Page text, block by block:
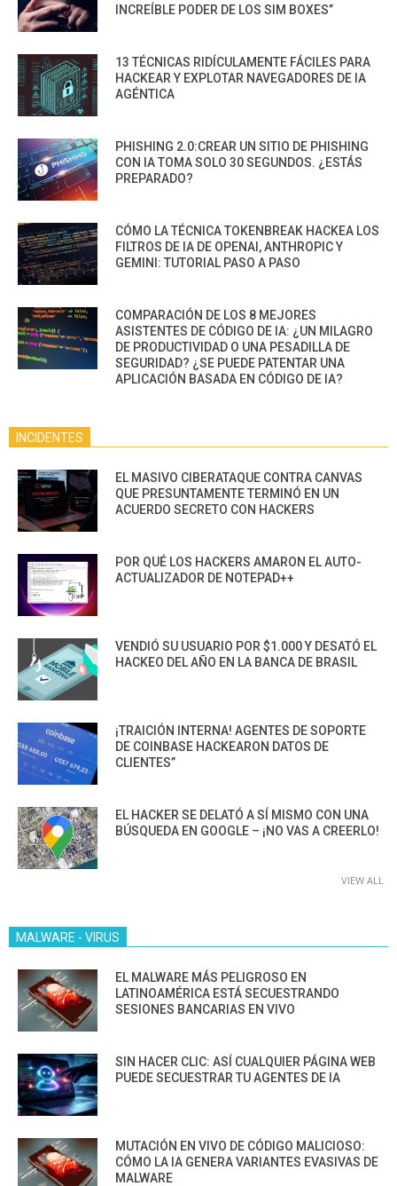
INCREÍBLE PODER DE LOS SIM BOXES”
13 TÉCNICAS RIDÍCULAMENTE FÁCILES PARA
HACKEAR Y EXPLOTAR NAVEGADORES DE IA
AGÉNTICA
PHISHING 2.0:CREAR UN SITIO DE PHISHING
CON IA TOMA SOLO 30 SEGUNDOS. ¿ESTÁS
PREPARADO?
CÓMO LA TÉCNICA TOKENBREAK HACKEA LOS
FILTROS DE IA DE OPENAI, ANTHROPIC Y
GEMINI: TUTORIAL PASO A PASO
COMPARACIÓN DE LOS 8 MEJORES
ASISTENTES DE CÓDIGO DE IA: ¿UN MILAGRO
DE PRODUCTIVIDAD O UNA PESADILLA DE
SEGURIDAD? ¿SE PUEDE PATENTAR UNA
APLICACIÓN BASADA EN CÓDIGO DE IA?
INCIDENTES
EL MASIVO CIBERATAQUE CONTRA CANVAS
QUE PRESUNTAMENTE TERMINÓ EN UN
ACUERDO SECRETO CON HACKERS
POR QUÉ LOS HACKERS AMARON EL AUTO-
ACTUALIZADOR DE NOTEPAD++
VENDIÓ SU USUARIO POR $1.000 Y DESATÓ EL
HACKEO DEL AÑO EN LA BANCA DE BRASIL
¡TRAICIÓN INTERNA! AGENTES DE SOPORTE
DE COINBASE HACKEARON DATOS DE
CLIENTES”
EL HACKER SE DELATÓ A SÍ MISMO CON UNA
BÚSQUEDA EN GOOGLE – ¡NO VAS A CREERLO!
VIEW ALL
MALWARE - VIRUS
EL MALWARE MÁS PELIGROSO EN
LATINOAMÉRICA ESTÁ SECUESTRANDO
SESIONES BANCARIAS EN VIVO
SIN HACER CLIC: ASÍ CUALQUIER PÁGINA WEB
PUEDE SECUESTRAR TU AGENTES DE IA
MUTACIÓN EN VIVO DE CÓDIGO MALICIOSO:
CÓMO LA IA GENERA VARIANTES EVASIVAS DE
MALWARE